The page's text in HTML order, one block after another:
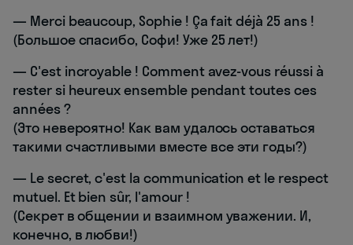
— Merci beaucoup, Sophie ! Ça fait déjà 25 ans !
(Большое спасибо, Софи! Уже 25 лет!)
— C'est incroyable ! Comment avez-vous réussi à
rester si heureux ensemble pendant toutes ces
années ?
(Это невероятно! Как вам удалось оставаться
такими счастливыми вместе все эти годы?)
— Le secret, c'est la communication et le respect
mutuel. Et bien sûr, l'amour !
(Секрет в общении и взаимном уважении. И,
конечно, в любви!)